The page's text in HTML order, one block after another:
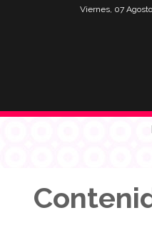
Viernes, 07